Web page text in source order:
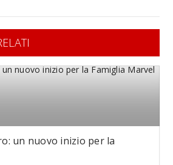
un nuovo inizio per la